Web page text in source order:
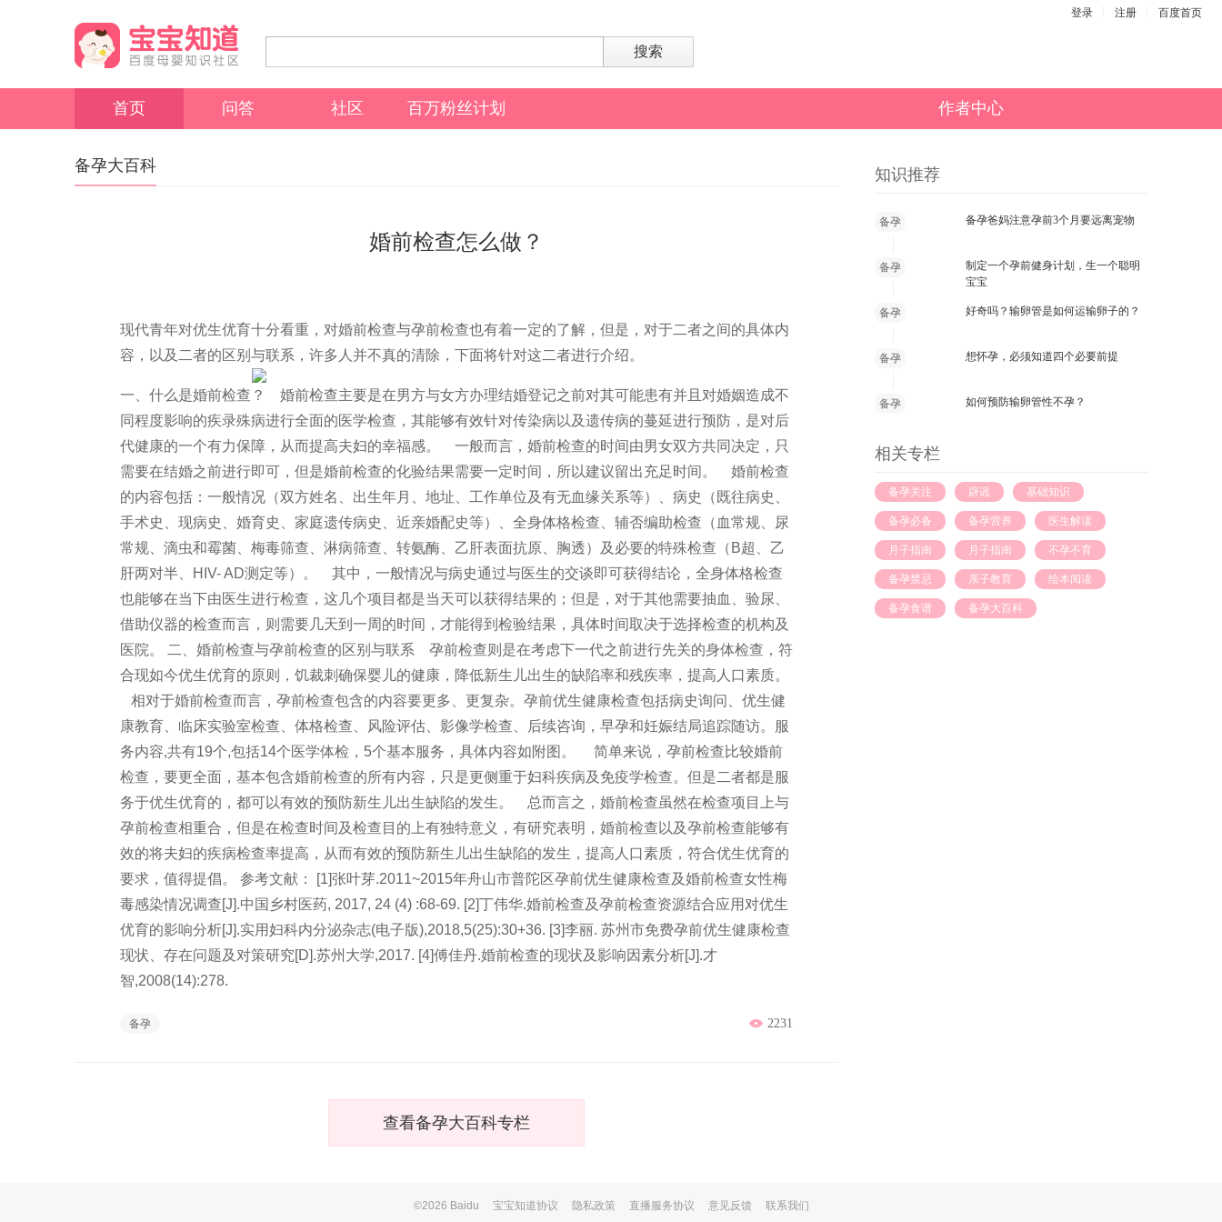
登录 注册 百度首页
搜索
首页 问答 社区 百万粉丝计划 作者中心
知识推荐
备孕 备孕爸妈注意孕前3个月要远离宠物
备孕
制定一个孕前健身计划，生一个聪明
宝宝
备孕 好奇吗？输卵管是如何运输卵子的？
备孕 想怀孕，必须知道四个必要前提
备孕 如何预防输卵管性不孕？
相关专栏
备孕关注 辟谣 基础知识
备孕必备 备孕营养 医生解读
月子指南 月子指南 不孕不育
备孕禁忌 亲子教育 绘本阅读
备孕食谱 备孕大百科
备孕大百科
婚前检查怎么做？
现代青年对优生优育十分看重，对婚前检查与孕前检查也有着一定的了解，但是，对于二者之间的具体内
容，以及二者的区别与联系，许多人并不真的清除，下面将针对这二者进行介绍。
一、什么是婚前检查？ 婚前检查主要是在男方与女方办理结婚登记之前对其可能患有并且对婚姻造成不
同程度影响的疾录殊病进行全面的医学检查，其能够有效针对传染病以及遗传病的蔓延进行预防，是对后
代健康的一个有力保障，从而提高夫妇的幸福感。 一般而言，婚前检查的时间由男女双方共同决定，只
需要在结婚之前进行即可，但是婚前检查的化验结果需要一定时间，所以建议留出充足时间。 婚前检查
的内容包括：一般情况（双方姓名、出生年月、地址、工作单位及有无血缘关系等）、病史（既往病史、
手术史、现病史、婚育史、家庭遗传病史、近亲婚配史等）、全身体格检查、辅否编助检查（血常规、尿
常规、滴虫和霉菌、梅毒筛查、淋病筛查、转氨酶、乙肝表面抗原、胸透）及必要的特殊检查（B超、乙
肝两对半、HIV- AD测定等）。 其中，一般情况与病史通过与医生的交谈即可获得结论，全身体格检查
也能够在当下由医生进行检查，这几个项目都是当天可以获得结果的；但是，对于其他需要抽血、验尿、
借助仪器的检查而言，则需要几天到一周的时间，才能得到检验结果，具体时间取决于选择检查的机构及
医院。 二、婚前检查与孕前检查的区别与联系 孕前检查则是在考虑下一代之前进行先关的身体检查，符
合现如今优生优育的原则，饥裁刺确保婴儿的健康，降低新生儿出生的缺陷率和残疾率，提高人口素质。
相对于婚前检查而言，孕前检查包含的内容要更多、更复杂。孕前优生健康检查包括病史询问、优生健
康教育、临床实验室检查、体格检查、风险评估、影像学检查、后续咨询，早孕和妊娠结局追踪随访。服
务内容,共有19个,包括14个医学体检，5个基本服务，具体内容如附图。 简单来说，孕前检查比较婚前
检查，要更全面，基本包含婚前检查的所有内容，只是更侧重于妇科疾病及免疫学检查。但是二者都是服
务于优生优育的，都可以有效的预防新生儿出生缺陷的发生。 总而言之，婚前检查虽然在检查项目上与
孕前检查相重合，但是在检查时间及检查目的上有独特意义，有研究表明，婚前检查以及孕前检查能够有
效的将夫妇的疾病检查率提高，从而有效的预防新生儿出生缺陷的发生，提高人口素质，符合优生优育的
要求，值得提倡。 参考文献： [1]张叶芽.2011~2015年舟山市普陀区孕前优生健康检查及婚前检查女性梅
毒感染情况调查[J].中国乡村医药, 2017, 24 (4) :68-69. [2]丁伟华.婚前检查及孕前检查资源结合应用对优生
优育的影响分析[J].实用妇科内分泌杂志(电子版),2018,5(25):30+36. [3]李丽. 苏州市免费孕前优生健康检查
现状、存在问题及对策研究[D].苏州大学,2017. [4]傅佳丹.婚前检查的现状及影响因素分析[J].才
智,2008(14):278.
2231
备孕
查看备孕大百科专栏
©2026 Baidu 宝宝知道协议 隐私政策 直播服务协议 意见反馈
联系我们